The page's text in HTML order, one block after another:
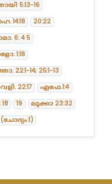
5:13-16
14:18
20:22
6: 4 5
1:18
22:1-14; 25:1-13
22:17
എഫേ.1:4
19
ലൂക്കാ 23:32
(ചോദ്യം:1)